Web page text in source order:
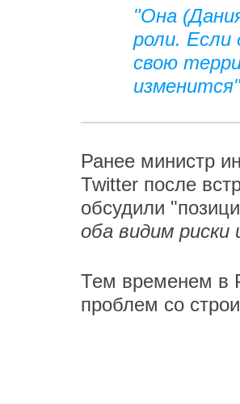
"Она
роли. Если
свою
Ранее министр
Twitter после
обсудили
оба видим риски
Тем временем в
проблем со